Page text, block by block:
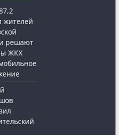
жителей
решают
ЖКХ